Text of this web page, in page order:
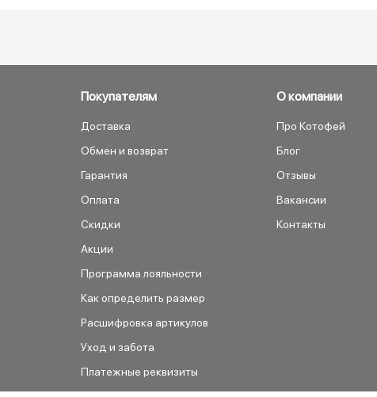
Покупателям
Доставка
Обмен и возврат
Гарантия
Оплата
Скидки
Акции
Программа лояльности
Как определить размер
Расшифровка артикулов
Уход и забота
Платежные реквизиты
О компании
Про Котофей
Блог
Отзывы
Вакансии
Контакты